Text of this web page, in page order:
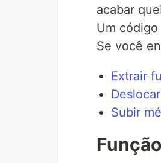
acabar
Um
Se você
Extrair
Subir